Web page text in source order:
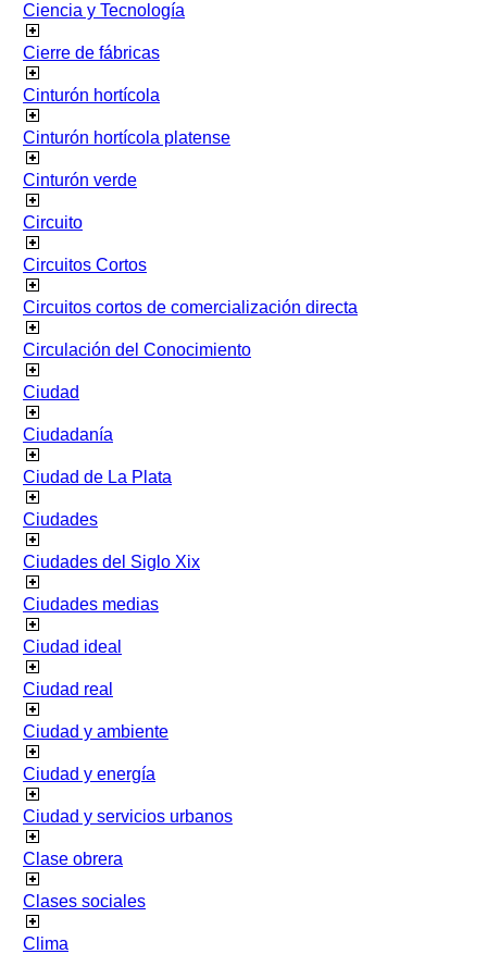
Ciencia y Tecnología
Cierre de fábricas
Cinturón hortícola
Cinturón hortícola platense
Cinturón verde
Circuito
Circuitos Cortos
Circuitos cortos de comercialización directa
Circulación del Conocimiento
Ciudad
Ciudadanía
Ciudad de La Plata
Ciudades
Ciudades del Siglo Xix
Ciudades medias
Ciudad ideal
Ciudad real
Ciudad y ambiente
Ciudad y energía
Ciudad y servicios urbanos
Clase obrera
Clases sociales
Clima